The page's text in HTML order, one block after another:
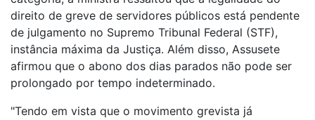
direito de greve de servidores públicos está pendente
de julgamento no Supremo Tribunal Federal (STF),
instância máxima da Justiça. Além disso, Assusete
afirmou que o abono dos dias parados não pode ser
prolongado por tempo indeterminado.
"Tendo em vista que o movimento grevista já